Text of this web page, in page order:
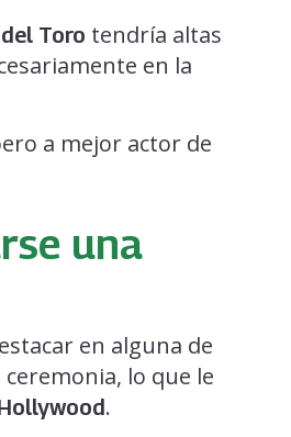
Toro tendría altas
en la
a mejor actor de
una
en alguna de
lo que le
.